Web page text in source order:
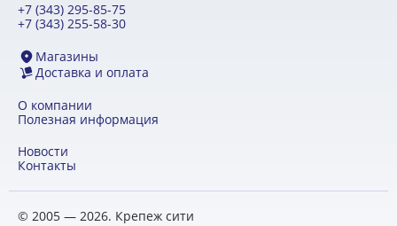
+7 (343) 295-85-75
+7 (343) 255-58-30
Магазины
Доставка и оплата
О компании
Полезная информация
Новости
Контакты
© 2005 — 2026. Крепеж сити